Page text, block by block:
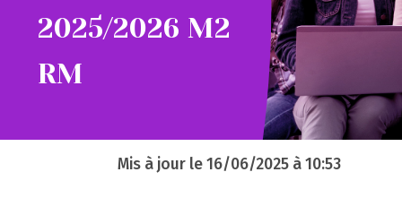
2025/2026 M2
RM
Mis à jour le16/06/2025 à 10:53